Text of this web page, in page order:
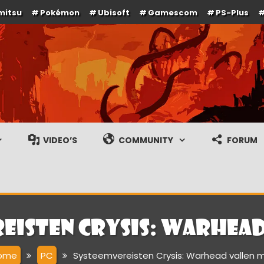
Pokémon Ubisoft Gamescom PS-Plus
gameplay streams
VIDEO’S COMMUNITY FORUM
Crysis:
PC Systeemvereisten Crysis: Warhead vallen